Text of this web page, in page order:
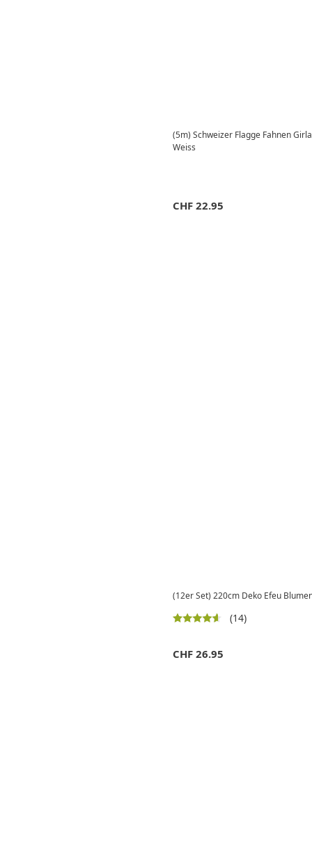
(5m) Schweizer Flagge Fahnen
Weiss
CHF 22.95
(12er Set) 220cm Deko Efeu
(14)
CHF 26.95